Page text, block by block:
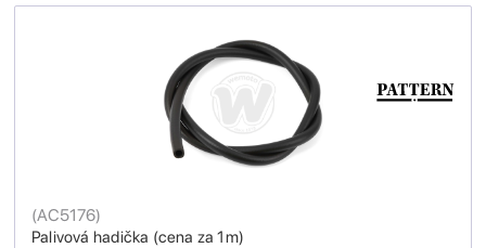
Palivová hadička (cena za 1m)
(AC5176)